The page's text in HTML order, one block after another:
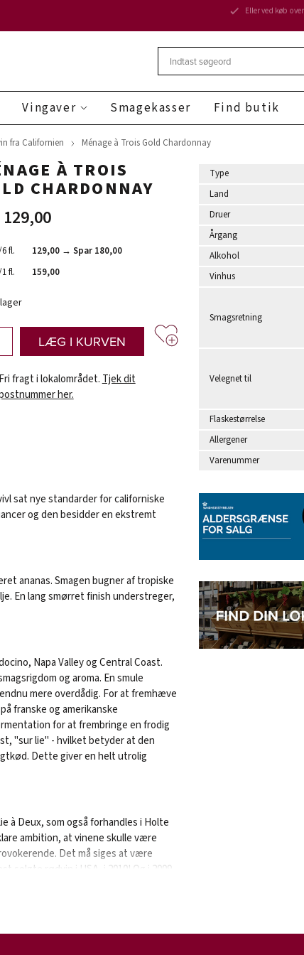
Eller ved køb
Vingaver Smagekasser Find butik
fra Californien Ménage à Trois Gold Chardonnay
À TROIS
CHARDONNAY
129,00
fl. 129,00 → Spar 180,00
fl.
159,00
LÆG I KURVEN
Fri fragt i lokalområdet.Tjek dit
her.
sat nye standarder for californiske
og den besidder en ekstremt
ananas. Smagen bugner af tropiske
En lang smørret finish understreger,
Napa Valley og Central Coast.
og aroma. En smule
mere overdådig. For at fremhæve
franske og amerikanske
for at frembringe en frodig
"sur lie" - hvilket betyder at den
Dette giver en helt utrolig
à Deux, som også forhandles i Holte
ambition, at vinene skulle være
Det må siges at være
solgte rødvin i USA, i 2010! Og i 2009
Type
Land
Druer
Årgang
Alkohol
Vinhus
Smagsretning
Velegnet til
Flaskestørrelse
Allergener
Varenummer